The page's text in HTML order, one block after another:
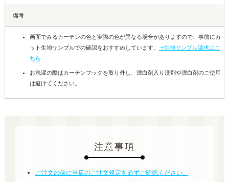
備考
画面でみるカーテンの色と実際の色が異なる場合がありますので、事前にカ
ット生地サンプルでの確認をおすすめしています。 →生地サンプル請求はこ
ちら
お洗濯の際はカーテンフックを取り外し、漂白剤入り洗剤や漂白剤のご使用
は避けてください。
注意事項
ご注文の前に当店のご注文規定を必ずご確認ください。